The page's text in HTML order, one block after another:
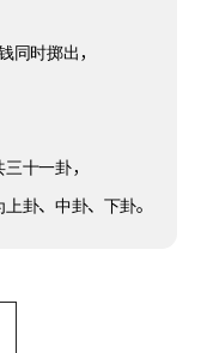
同时掷出，
十一卦，
卦、中卦、下卦。